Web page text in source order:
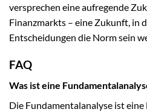
versprechen eine aufregende
Finanzmarkts – eine Zukunft, in
Entscheidungen die Norm sein
FAQ
Was ist eine
Die Fundamentalanalyse ist